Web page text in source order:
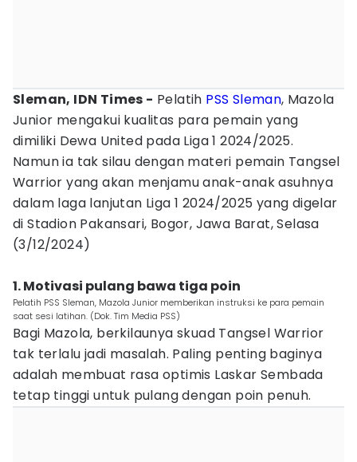
Sleman, IDN Times - Pelatih PSS Sleman, Mazola
Junior mengakui kualitas para pemain yang
dimiliki Dewa United pada Liga 1 2024/2025.
Namun ia tak silau dengan materi pemain Tangsel
Warrior yang akan menjamu anak-anak asuhnya
dalam laga lanjutan Liga 1 2024/2025 yang digelar
di Stadion Pakansari, Bogor, Jawa Barat, Selasa
(3/12/2024)
1. Motivasi pulang bawa tiga poin
Pelatih PSS Sleman, Mazola Junior memberikan instruksi ke para pemain
saat sesi latihan. (Dok. Tim Media PSS)
Bagi Mazola, berkilaunya skuad Tangsel Warrior
tak terlalu jadi masalah. Paling penting baginya
adalah membuat rasa optimis Laskar Sembada
tetap tinggi untuk pulang dengan poin penuh.